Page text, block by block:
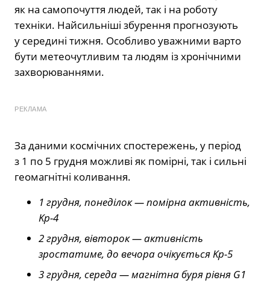
як на самопочуття людей, так і на роботу
техніки. Найсильніші збурення прогнозують
у середині тижня. Особливо уважними варто
бути метеочутливим та людям із хронічними
захворюваннями.
РЕКЛАМА
За даними космічних спостережень, у період
з 1 по 5 грудня можливі як помірні, так і сильні
геомагнітні коливання.
1 грудня, понеділок — помірна активність,
Kp-4
2 грудня, вівторок — активність
зростатиме, до вечора очікується Kp-5
3 грудня, середа — магнітна буря рівня G1